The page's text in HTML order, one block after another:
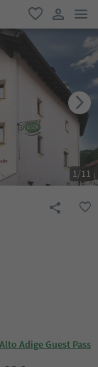
favoriti
user link
1/11
Alto Adige Guest Pass